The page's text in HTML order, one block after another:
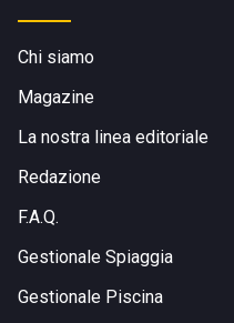
Chi siamo
Magazine
La nostra linea editoriale
Redazione
F.A.Q.
Gestionale Spiaggia
Gestionale Piscina